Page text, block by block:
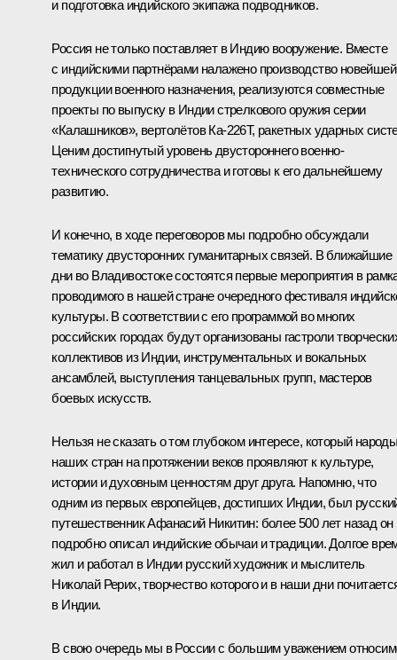
и подготовка индийского экипажа подводников.
Россия не только поставляет в Индию вооружение. Вместе
с индийскими партнёрами налажено производство новейшей
продукции военного назначения, реализуются совместные
проекты по выпуску в Индии стрелкового оружия серии
«Калашников», вертолётов Ка-226Т, ракетных ударных
Ценим достигнутый уровень двустороннего военно-
технического сотрудничества и готовы к его дальнейшему
развитию.
И конечно, в ходе переговоров мы подробно обсуждали
тематику двусторонних гуманитарных связей. В ближайшие
дни во Владивостоке состоятся первые мероприятия в
проводимого в нашей стране очередного фестиваля
культуры. В соответствии с его программой во многих
российских городах будут организованы гастроли
коллективов из Индии, инструментальных и вокальных
ансамблей, выступления танцевальных групп, мастеров
боевых искусств.
Нельзя не сказать о том глубоком интересе, который
наших стран на протяжении веков проявляют к культуре,
истории и духовным ценностям друг друга. Напомню, что
одним из первых европейцев, достигших Индии, был
путешественник Афанасий Никитин: более 500 лет назад он
подробно описал индийские обычаи и традиции. Долгое
жил и работал в Индии русский художник и мыслитель
Николай Рерих, творчество которого и в наши дни
в Индии.
В свою очередь мы в России с большим уважением